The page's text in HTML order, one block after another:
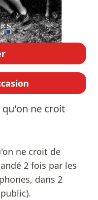
ne croit
ne croit de
2 fois par les
dans 2